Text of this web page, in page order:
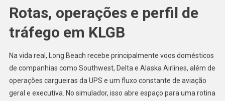
Rotas, operações e perfil de
tráfego em KLGB
Na vida real, Long Beach recebe principalmente voos domésticos
de companhias como Southwest, Delta e Alaska Airlines, além de
operações cargueiras da UPS e um fluxo constante de aviação
geral e executiva. No simulador, isso abre espaço para uma rotina